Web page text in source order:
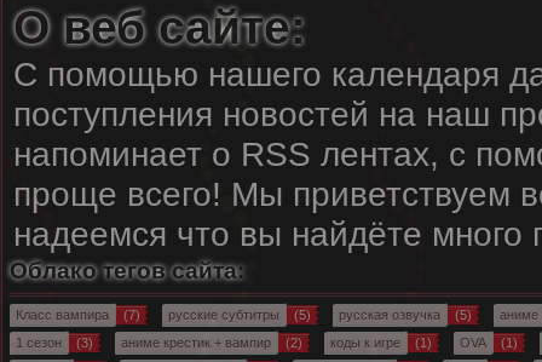
О веб сайте:
С помощью нашего календаря
поступления новостей на наш
напоминает о RSS лентах, с
проще всего! Мы приветствуем
надеемся что вы найдёте
Облако тегов сайта:
Класс вампира (7) русские субтитры (5) русская озвучка (5)
аниме
1 сезон
(3) аниме крестик + вампир (2) коды к игре (1) OVA
(1)